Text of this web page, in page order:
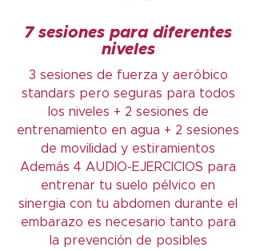
7 sesiones para diferentes
niveles
3 sesiones de fuerza y aeróbico
standars pero seguras para todos
los niveles + 2 sesiones de
entrenamiento en agua + 2 sesiones
de movilidad y estiramientos
Además 4 AUDIO-EJERCICIOS para
entrenar tu suelo pélvico en
sinergia con tu abdomen durante el
embarazo es necesario tanto para
la prevención de posibles